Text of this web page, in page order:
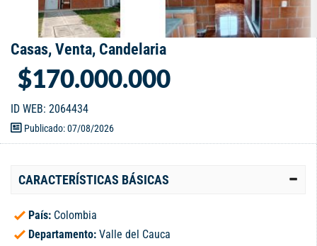
Casas, Venta, Candelaria
$170.000.000
ID WEB: 2064434
Publicado: 07/08/2026
CARACTERÍSTICAS BÁSICAS
País: Colombia
Departamento: Valle del Cauca